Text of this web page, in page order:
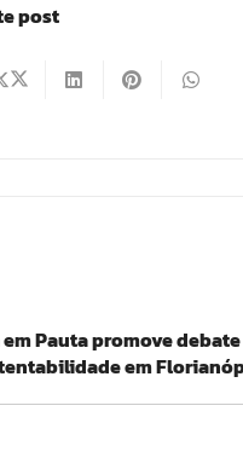
post
Pauta promove
em